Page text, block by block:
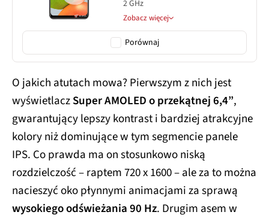
2 GHz
Zobacz więcej
Porównaj
O jakich atutach mowa? Pierwszym z nich jest
wyświetlaczSuper AMOLED o przekątnej 6,4”,
gwarantujący lepszy kontrast i bardziej atrakcyjne
kolory niż dominujące w tym segmencie panele
IPS. Co prawda ma on stosunkowo niską
rozdzielczość – raptem 720 x 1600 – ale za to można
nacieszyć oko płynnymi animacjami za sprawą
wysokiego odświeżania 90 Hz. Drugim asem w